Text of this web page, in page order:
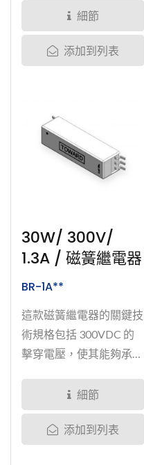
列高頻磁簧繼電器有良好
的插入損耗與反射損耗表
現，適用於半導體測試與
目包括磁簧開關玻璃管強
度測試、接點強度測試、
線圈強度測試、突波高壓
阻測試、高濕測試、高壓
測試、高溫測試、靜電測
試、老化製成等。系列產
品:...
細節
添加到列表
30W/ 300V/
1.3A / 磁簧繼電器
BR-1A**
這款磁簧繼電器的關鍵技
術規格包括 300VDC 的
擊穿電壓，使其能夠承受
細節
添加到列表